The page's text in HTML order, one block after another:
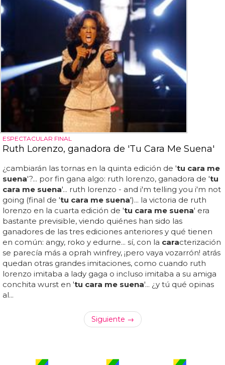
ESPECTACULAR FINAL
Ruth Lorenzo, ganadora de 'Tu Cara Me Suena'
¿cambiarán las tornas en la quinta edición de 'tu cara me
suena'?... por fin gana algo: ruth lorenzo, ganadora de 'tu
cara me suena'... ruth lorenzo - and i'm telling you i'm not
going (final de 'tu cara me suena')... la victoria de ruth
lorenzo en la cuarta edición de 'tu cara me suena' era
bastante previsible, viendo quiénes han sido las
ganadores de las tres ediciones anteriores y qué tienen
en común: angy, roko y edurne... sí, con la caracterización
se parecía más a oprah winfrey, ¡pero vaya vozarrón! atrás
quedan otras grandes imitaciones, como cuando ruth
lorenzo imitaba a lady gaga o incluso imitaba a su amiga
conchita wurst en 'tu cara me suena'... ¿y tú qué opinas
al...
Siguiente →